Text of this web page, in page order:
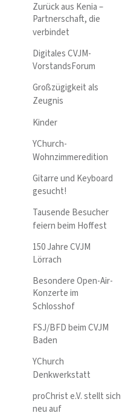
Zurück aus Kenia –
Partnerschaft, die
verbindet
Digitales CVJM-
VorstandsForum
Großzügigkeit als
Zeugnis
Kinder
YChurch-
Wohnzimmeredition
Gitarre und Keyboard
gesucht!
Tausende Besucher
feiern beim Hoffest
150 Jahre CVJM
Lörrach
Besondere Open-Air-
Konzerte im
Schlosshof
FSJ/BFD beim CVJM
Baden
YChurch
Denkwerkstatt
proChrist e.V. stellt sich
neu auf